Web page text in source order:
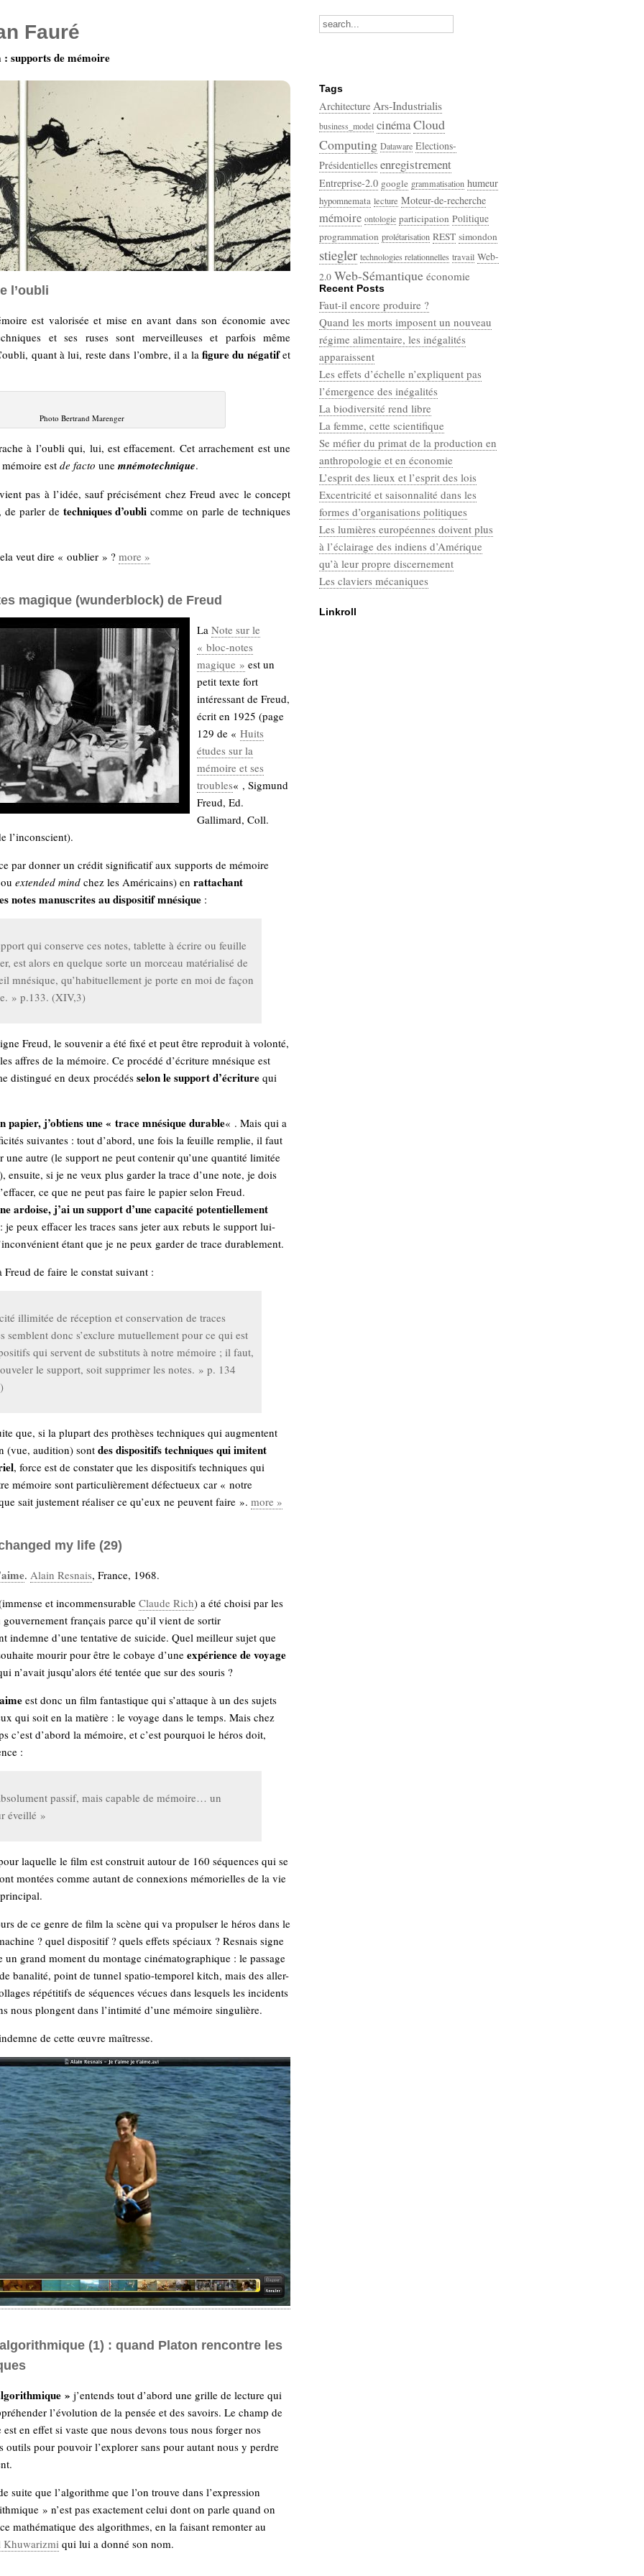
l’oubli
est valorisée et mise en avant dans son économie avec
et ses ruses sont merveilleuses et parfois même
quant à lui, reste dans l’ombre, il a la figure du négatifet
Photo Bertrand Marenger
à l’oubli qui, lui, est effacement. Cet arrachement est une
estde facto une mnémotechnique.
pas à l’idée, sauf précisément chez Freud avec le concept
de parler de techniques d’oubli comme on parle de techniques
veut dire « oublier » ? more »
magique (wunderblock) de Freud
La Note sur le
« bloc-notes
magique » est un
petit texte fort
intéressant de Freud,
écrit en 1925 (page
129 de « Huits
études sur la
mémoire et ses
troubles« , Sigmund
Freud, Ed.
Gallimard, Coll.
l’inconscient).
par donner un crédit significatif aux supports de mémoire
ou extended mind chez les Américains) en rattachant
notes manuscrites au dispositif mnésique :
qui conserve ces notes, tablette à écrire ou feuille
est alors en quelque sorte un morceau matérialisé de
mnésique, qu’habituellement je porte en moi de façon
» p.133. (XIV,3)
Freud, le souvenir a été fixé et peut être reproduit à volonté,
affres de la mémoire. Ce procédé d’écriture mnésique est
distingué en deux procédés selon le support d’écriture qui
papier, j’obtiens une « trace mnésique durable« . Mais qui a
suivantes : tout d’abord, une fois la feuille remplie, il faut
une autre (le support ne peut contenir qu’une quantité limitée
ensuite, si je ne veux plus garder la trace d’une note, je dois
ce que ne peut pas faire le papier selon Freud.
ardoise, j’ai un support d’une capacité potentiellement
: je peux effacer les traces sans jeter aux rebuts le support lui-
étant que je ne peux garder de trace durablement.
Freud de faire le constat suivant :
illimitée de réception et conservation de traces
semblent donc s’exclure mutuellement pour ce qui est
qui servent de substituts à notre mémoire ; il faut,
le support, soit supprimer les notes. » p. 134
que, si la plupart des prothèses techniques qui augmentent
(vue, audition) sont des dispositifs techniques qui imitent
, force est de constater que les dispositifs techniques qui
mémoire sont particulièrement défectueux car « notre
sait justement réaliser ce qu’eux ne peuvent faire ». more »
my life (29)
. Alain Resnais, France, 1968.
et incommensurable Claude Rich) a été choisi par les
français parce qu’il vient de sortir
indemne d’une tentative de suicide. Quel meilleur sujet que
mourir pour être le cobaye d’une expérience de voyage
n’avait jusqu’alors été tentée que sur des souris ?
est donc un film fantastique qui s’attaque à un des sujets
qui soit en la matière : le voyage dans le temps. Mais chez
c’est d’abord la mémoire, et c’est pourquoi le héros doit,
:
passif, mais capable de mémoire… un
éveillé »
laquelle le film est construit autour de 160 séquences qui se
montées comme autant de connexions mémorielles de la vie
de ce genre de film la scène qui va propulser le héros dans le
? quel dispositif ? quels effets spéciaux ? Resnais signe
un grand moment du montage cinématographique : le passage
banalité, point de tunnel spatio-temporel kitch, mais des aller-
répétitifs de séquences vécues dans lesquels les incidents
nous plongent dans l’intimité d’une mémoire singulière.
de cette œuvre maîtresse.
(1) : quand Platon rencontre les
» j’entends tout d’abord une grille de lecture qui
l’évolution de la pensée et des savoirs. Le champ de
est en effet si vaste que nous devons tous nous forger nos
outils pour pouvoir l’explorer sans pour autant nous y perdre
suite que l’algorithme que l’on trouve dans l’expression
» n’est pas exactement celui dont on parle quand on
mathématique des algorithmes, en la faisant remonter au
Khuwarizmi qui lui a donné son nom.
Recent Posts
Faut-il encore produire ?
Quand les morts imposent un nouveau
régime alimentaire, les inégalités
apparaissent
Les effets d’échelle n’expliquent pas
l’émergence des inégalités
La biodiversité rend libre
La femme, cette scientifique
Se méfier du primat de la production en
anthropologie et en économie
L’esprit des lieux et l’esprit des lois
Excentricité et saisonnalité dans les
formes d’organisations politiques
Les lumières européennes doivent plus
à l’éclairage des indiens d’Amérique
qu’à leur propre discernement
Les claviers mécaniques
Linkroll
Fauré
supports de mémoire
Tags
Architecture Ars-Industrialis
business_model cinémaCloud
Computing Dataware Elections-
Présidentielles enregistrement
Entreprise-2.0 google grammatisation humeur
hypomnemata lecture Moteur-de-recherche
mémoire ontologie participation Politique
programmation prolétarisation REST simondon
stiegler technologies relationnelles travail Web-
2.0 Web-Sémantique économie
écriture
Categories
Défaut